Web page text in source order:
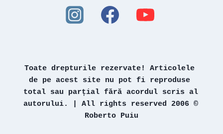
Toate drepturile rezervate! Articolele
de pe acest site nu pot fi reproduse
total sau parțial fără acordul scris al
autorului. | All rights reserved 2006 ©
Roberto Puiu